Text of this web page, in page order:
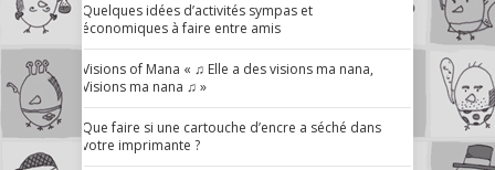
Quelques idées d’activités sympas et
économiques à faire entre amis
Visions of Mana « ♫ Elle a des visions ma nana,
Visions ma nana ♫ »
Que faire si une cartouche d’encre a séché dans
votre imprimante ?